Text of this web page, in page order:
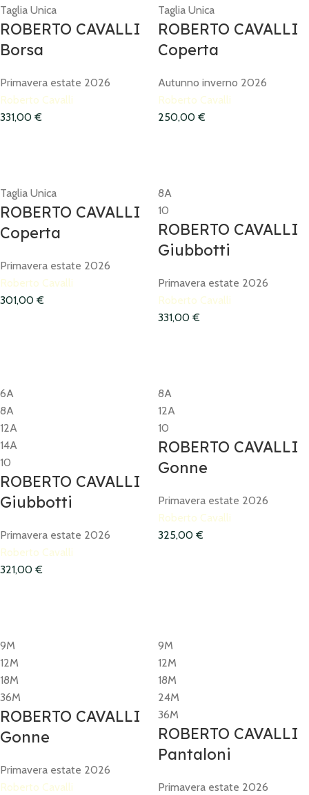
Taglia Unica
ROBERTO CAVALLI
Borsa
Primavera estate 2026
Roberto Cavalli
331,00 €
Taglia Unica
ROBERTO CAVALLI
Coperta
Autunno inverno 2026
Roberto Cavalli
250,00 €
Taglia Unica
ROBERTO CAVALLI
Coperta
Primavera estate 2026
Roberto Cavalli
301,00 €
8A
10
ROBERTO CAVALLI
Giubbotti
Primavera estate 2026
Roberto Cavalli
331,00 €
6A
8A
12A
14A
10
ROBERTO CAVALLI
Giubbotti
Primavera estate 2026
Roberto Cavalli
321,00 €
8A
12A
10
ROBERTO CAVALLI
Gonne
Primavera estate 2026
Roberto Cavalli
325,00 €
9M
12M
18M
36M
ROBERTO CAVALLI
Gonne
Primavera estate 2026
Roberto Cavalli
9M
12M
18M
24M
36M
ROBERTO CAVALLI
Pantaloni
Primavera estate 2026